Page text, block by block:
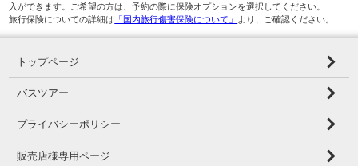
入ができます。ご希望の方は、予約の際に保険オプションを選択してください。
旅行保険についての詳細は 「国内旅行傷害保険について」 より、ご確認ください。
トップページ
バスツアー
プライバシーポリシー
販売店様専用ページ